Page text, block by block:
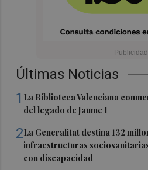
Últimas Noticias
1 La Biblioteca Valenciana
del legado de Jaume I
2La Generalitat destina 132
infraestructuras
con discapacidad